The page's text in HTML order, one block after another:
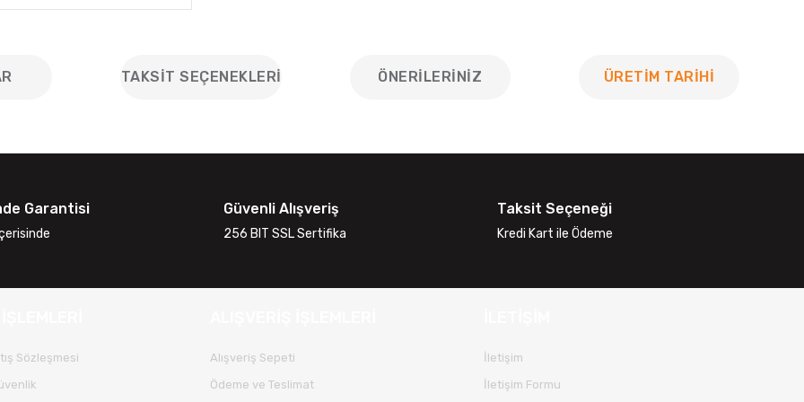
TAKSIT SEÇENEKLERI ÖNERILERINIZ ÜRETİM TARİHİ
Garantisi Güvenli Alışveriş
256 BIT SSL Sertifika
Taksit Seçeneği
Kredi Kart ile Ödeme
Sözleşmesi
Alışveriş Sepeti
Ödeme ve Teslimat
İletişim
İletişim Formu